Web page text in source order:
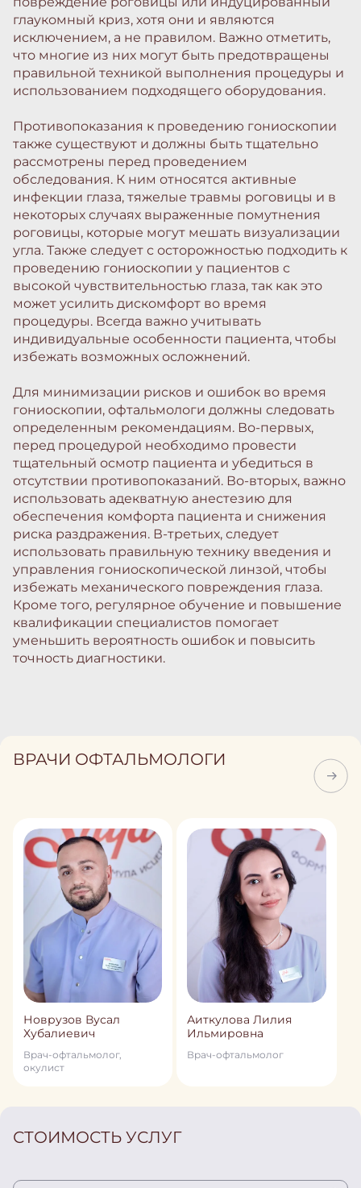
глаукомный криз, хотя они и являются
исключением, а не правилом. Важно отметить,
что многие из них могут быть предотвращены
правильной техникой выполнения процедуры и
использованием подходящего оборудования.
Противопоказания к проведению гониоскопии
также существуют и должны быть тщательно
рассмотрены перед проведением
обследования. К ним относятся активные
инфекции глаза, тяжелые травмы роговицы и в
некоторых случаях выраженные помутнения
роговицы, которые могут мешать визуализации
угла. Также следует с осторожностью подходить к
проведению гониоскопии у пациентов с
высокой чувствительностью глаза, так как это
может усилить дискомфорт во время
процедуры. Всегда важно учитывать
индивидуальные особенности пациента, чтобы
избежать возможных осложнений.
Для минимизации рисков и ошибок во время
гониоскопии, офтальмологи должны следовать
определенным рекомендациям. Во-первых,
перед процедурой необходимо провести
тщательный осмотр пациента и убедиться в
отсутствии противопоказаний. Во-вторых, важно
использовать адекватную анестезию для
обеспечения комфорта пациента и снижения
риска раздражения. В-третьих, следует
использовать правильную технику введения и
управления гониоскопической линзой, чтобы
избежать механического повреждения глаза.
Кроме того, регулярное обучение и повышение
квалификации специалистов помогает
уменьшить вероятность ошибок и повысить
точность диагностики.
ВРАЧИ ОФТАЛЬМОЛОГИ
Новрузов Вусал
Хубалиевич
Врач-офтальмолог,
окулист
Аиткулова Лилия
Ильмировна
Врач-офтальмолог
СТОИМОСТЬ УСЛУГ